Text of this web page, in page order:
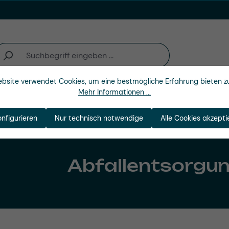
verwendet Cookies, um eine bestmögliche Erfahrung bieten
Mehr Informationen ...
Nur technisch notwendige Alle Cookies